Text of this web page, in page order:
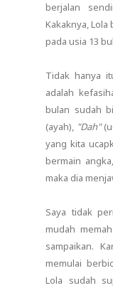
berjalan
Kakaknya, Lola
pada usia 13
Tidak hanya
adalah
bulan sudah
(ayah), "Dah"
yang kita
bermain
maka dia
Saya tidak
mudah
sampaikan.
memulai
Lola sudah